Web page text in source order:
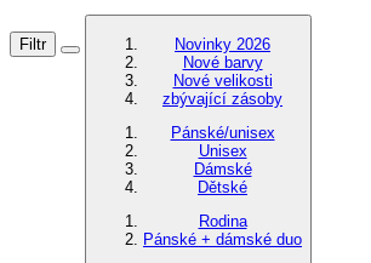
Filtr
Novinky 2026
Nové barvy
Nové velikosti
zbývající zásoby
Pánské/unisex
Unisex
Dámské
Dětské
Rodina
Pánské + dámské duo